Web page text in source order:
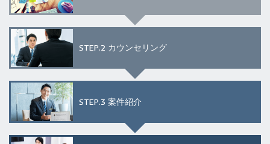
STEP.2 カウンセリング
STEP.3 案件紹介